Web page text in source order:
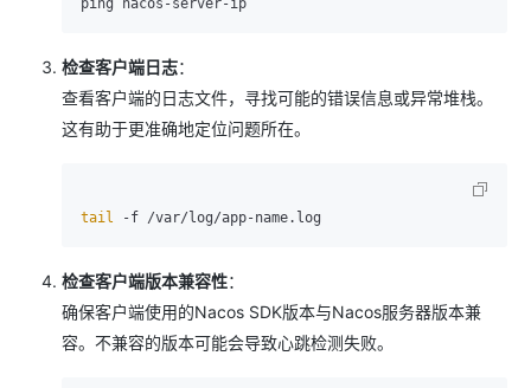
检查客户端日志：
查看客户端的日志文件，寻找可能的错误信息或异常堆栈。
这有助于更准确地定位问题所在。
tail
检查客户端版本兼容性：
确保客户端使用的Nacos SDK版本与Nacos服务器版本兼
容。不兼容的版本可能会导致心跳检测失败。